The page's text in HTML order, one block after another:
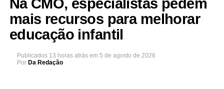
Na CMO, especialistas pedem
mais recursos para melhorar
educação infantil
Publicados 13 horas atrás em 5 de agosto de 2026
Por Da Redação